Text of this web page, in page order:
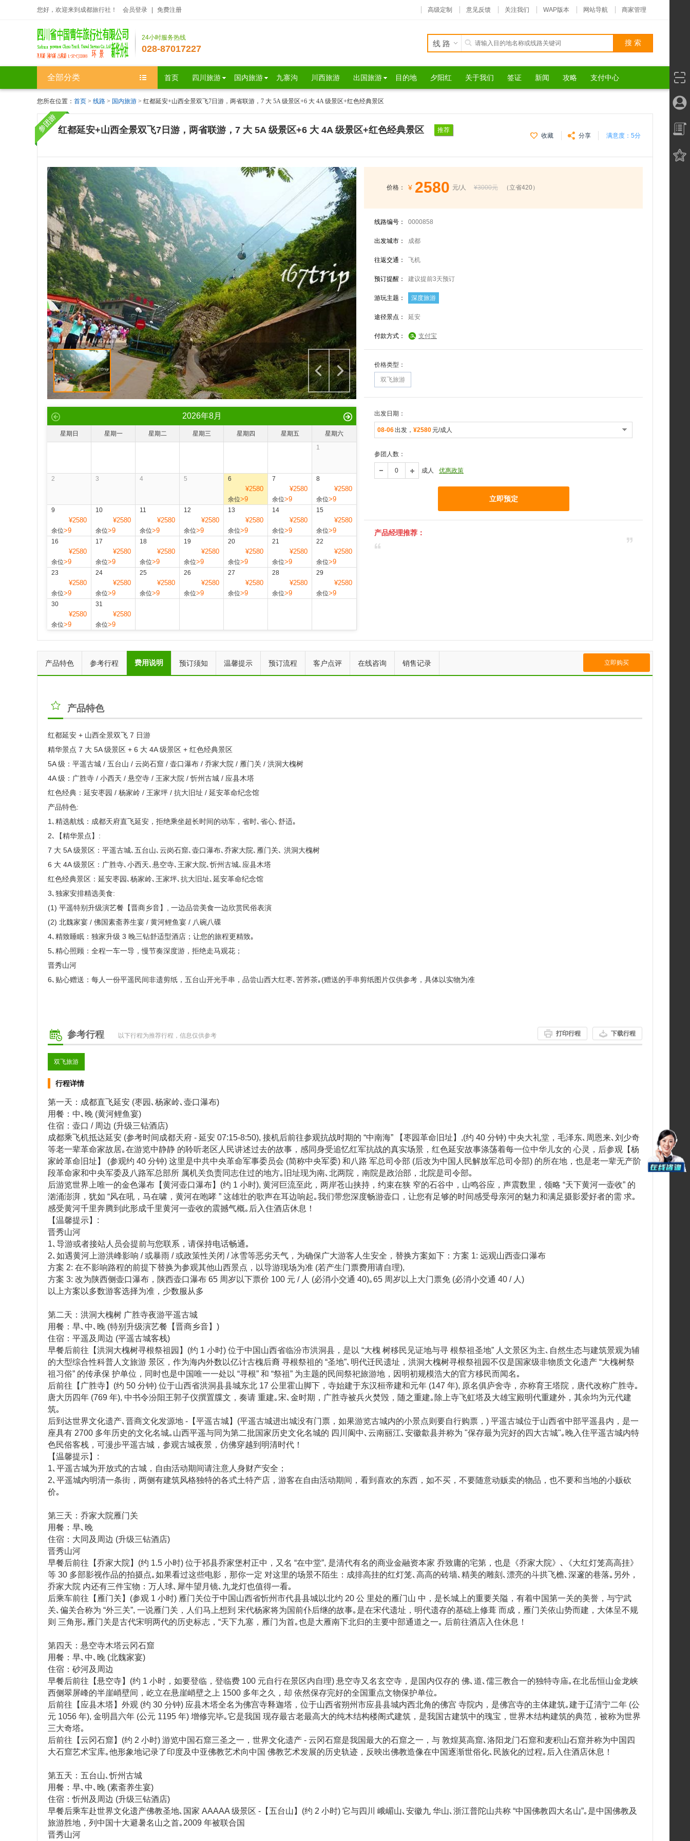
您好，欢迎来到成都旅行社！ 会员登录 免费注册 高级定制 意见反馈 关注我们 WAP版本 网站导航 商家管理
24小时服务热线
028-87017227
线路
全部分类 首页 四川旅游 国内旅游 九寨沟 川西旅游 出国旅游 目的地 夕阳红 关于我们 签证 新闻 攻略 支付中心
您所在位置： 首页 > 线路 > 国内旅游 > 红都延安+山西全景双飞7日游，两省联游，7 大 5A 级景区+6 大 4A 级景区+红色经典景区
红都延安+山西全景双飞7日游，两省联游，7 大 5A 级景区+6 大 4A 级景区+红色经典景区 推荐
收藏 分享 满意度： 5分
上一个 下一个
2026年8月
星期日 星期一 星期二 星期三 星期四 星期五
星期六
1
2 3 4 5 6
¥2580
余位>9
7
¥2580
余位>9
8
¥2580
余位>9
9
¥2580
余位>9
10
¥2580
余位>9
11
¥2580
余位>9
12
¥2580
余位>9
13
¥2580
余位>9
14
¥2580
余位>9
15
¥2580
余位>9
16
¥2580
余位>9
17
¥2580
余位>9
18
¥2580
余位>9
19
¥2580
余位>9
20
¥2580
余位>9
21
¥2580
余位>9
22
¥2580
余位>9
23
¥2580
余位>9
24
¥2580
余位>9
25
¥2580
余位>9
26
¥2580
余位>9
27
¥2580
余位>9
28
¥2580
余位>9
29
¥2580
余位>9
30
¥2580
余位>9
31
¥2580
余位>9
价格： ¥ 2580 元/人 ¥3000元 （立省420）
线路编号： 0000858
出发城市： 成都
往返交通： 飞机
预订提醒： 建议提前3天预订
游玩主题： 深度旅游
途径景点： 延安
付款方式： 支付宝
价格类型：
双飞旅游
出发日期：
08-06出发， ¥2580元/成人
参团人数：
成人 优惠政策
立即预定
产品经理推荐：
立即购买
产品特色 参考行程 费用说明 预订须知 温馨提示 预订流程 客户点评 在线咨询 销售记录
产品特色
红都延安 + 山西全景双飞 7 日游
精华景点 7 大 5A 级景区 + 6 大 4A 级景区 + 红色经典景区
5A 级：平遥古城 / 五台山 / 云岗石窟 / 壶口瀑布 / 乔家大院 / 雁门关 / 洪洞大槐树
4A 级：广胜寺 / 小西天 / 悬空寺 / 王家大院 / 忻州古城 / 应县木塔
红色经典：延安枣园 / 杨家岭 / 王家坪 / 抗大旧址 / 延安革命纪念馆
产品特色:
1､精选航线：成都天府直飞延安，拒绝乘坐超长时间的动车，省时､省心､舒适｡
2､【精华景点】:
7 大 5A 级景区：平遥古城､五台山､云岗石窟､壶口瀑布､乔家大院､雁门关､ 洪洞大槐树
6 大 4A 级景区：广胜寺､小西天､悬空寺､王家大院､忻州古城､应县木塔
红色经典景区：延安枣园､杨家岭､王家坪､抗大旧址､延安革命纪念馆
3､独家安排精选美食:
(1) 平遥特别升级演艺餐【晋商乡音】, 一边品尝美食一边欣赏民俗表演
(2) 北魏家宴 / 佛国素斋养生宴 / 黄河鲤鱼宴 / 八碗八碟
4､精致睡眠：独家升级 3 晚三钻舒适型酒店；让您的旅程更精致｡
5､精心照顾：全程一车一导，慢节奏深度游，拒绝走马观花；
晋秀山河
6､贴心赠送：每人一份平遥民间非遗剪纸，五台山开光手串，品尝山西大红枣､苦荞茶｡(赠送的手串剪纸图片仅供参考，具体以实物为准
打印行程 下载行程
参考行程 以下行程为推荐行程，信息仅供参考
双飞旅游
行程详情
第一天：成都直飞延安 (枣园､杨家岭､壶口瀑布)
用餐：中､晚 (黄河鲤鱼宴)
住宿：壶口 / 周边 (升级三钻酒店)
成都乘飞机抵达延安 (参考时间成都天府 - 延安 07:15-8:50), 接机后前往参观抗战时期的 “中南海” 【枣园革命旧址】,(约 40 分钟) 中央大礼堂，毛泽东､周恩来､刘少奇
等老一辈革命家故居｡在游览中静静 的聆听老区人民讲述过去的故事，感同身受追忆红军抗战的真实场景，红色延安故事涤荡着每一位中华儿女的 心灵，后参观【杨
家岭革命旧址】 (参观约 40 分钟) 这里是中共中央革命军事委员会 (简称中央军委) 和八路 军总司令部 (后改为中国人民解放军总司令部) 的所在地，也是老一辈无产阶
段革命家和中央军委及八路军总部所 属机关负责同志住过的地方｡旧址现为南､北两院，南院是政治部，北院是司令部｡
后游览世界上唯一的金色瀑布【黄河壶口瀑布】(约 1 小时), 黄河巨流至此，两岸苍山挟持，约束在狭 窄的石谷中，山鸣谷应，声震数里，领略 “天下黄河一壶收” 的
汹涌澎湃，犹如 “风在吼，马在啸，黄河在咆哮 ” 这雄壮的歌声在耳边响起｡我们带您深度畅游壶口，让您有足够的时间感受母亲河的魅力和满足摄影爱好者的需 求｡
感受黄河千里奔腾到此形成千里黄河一壶收的震撼气概｡后入住酒店休息！
【温馨提示】:
晋秀山河
1､导游或者接站人员会提前与您联系，请保持电话畅通｡
2､如遇黄河上游洪峰影响 / 或暴雨 / 或政策性关闭 / 冰雪等恶劣天气，为确保广大游客人生安全，替换方案如下：方案 1: 远观山西壶口瀑布
方案 2: 在不影响路程的前提下替换为参观其他山西景点，以导游现场为准 (若产生门票费用请自理),
方案 3: 改为陕西侧壶口瀑布，陕西壶口瀑布 65 周岁以下票价 100 元 / 人 (必消小交通 40)｡65 周岁以上大门票免 (必消小交通 40 / 人)
以上方案以多数游客选择为准，少数服从多
第二天：洪洞大槐树 广胜寺夜游平遥古城
用餐：早､中､晚 (特别升级演艺餐【晋商乡音】)
住宿：平遥及周边 (平遥古城客栈)
早餐后前往【洪洞大槐树寻根祭祖园】(约 1 小时) 位于中国山西省临汾市洪洞县，是以 “大槐 树移民见证地与寻 根祭祖圣地” 人文景区为主､自然生态与建筑景观为辅
的大型综合性科普人文旅游 景区，作为海内外数以亿计古槐后裔 寻根祭祖的 “圣地”､明代迁民遗址，洪洞大槐树寻根祭祖园不仅是国家级非物质文化遗产 “大槐树祭
祖习俗” 的传承保 护单位，同时也是中国唯一一处以 “寻根” 和 “祭祖” 为主题的民间祭祀旅游地，因明初规模浩大的官方移民而闻名｡
后前往【广胜寺】(约 50 分钟) 位于山西省洪洞县县城东北 17 公里霍山脚下，寺始建于东汉桓帝建和元年 (147 年), 原名俱庐舍寺，亦称育王塔院，唐代改称广胜寺｡
唐大历四年 (769 年), 中书令汾阳王郭子仪撰置牒文，奏请 重建｡宋､金时期，广胜寺被兵火焚毁，随之重建｡除上寺飞虹塔及大雄宝殿明代重建外，其余均为元代建
筑｡
后到达世界文化遗产､晋商文化发源地 -【平遥古城】(平遥古城进出城没有门票，如果游览古城内的小景点则要自行购票，) 平遥古城位于山西省中部平遥县内，是一
座具有 2700 多年历史的文化名城｡山西平遥与同为第二批国家历史文化名城的 四川阆中､云南丽江､安徽歙县并称为 "保存最为完好的四大古城"｡晚入住平遥古城内特
色民俗客栈，可漫步平遥古城，参观古城夜景，仿佛穿越到明清时代！
【温馨提示】:
1､平遥古城为开放式的古城，自由活动期间请注意人身财产安全；
2､平遥城内明清一条街，两侧有建筑风格独特的各式土特产店，游客在自由活动期间，看到喜欢的东西，如不买，不要随意动贩卖的物品，也不要和当地的小贩砍
价｡
第三天：乔家大院雁门关
用餐：早､晚
住宿：大同及周边 (升级三钻酒店)
晋秀山河
早餐后前往【乔家大院】(约 1.5 小时) 位于祁县乔家堡村正中，又名 “在中堂”, 是清代有名的商业金融资本家 乔致庸的宅第，也是《乔家大院》､《大红灯笼高高挂》
等 30 多部影视作品的拍摄点｡如果看过这些电影，那你一定 对这里的场景不陌生：成排高挂的红灯笼､高高的砖墙､精美的雕刻､漂亮的斗拱飞檐､深邃的巷落｡另外，
乔家大院 内还有三件宝物：万人球､犀牛望月镜､九龙灯也值得一看｡
后乘车前往【雁门关】(参观 1 小时) 雁门关位于中国山西省忻州市代县县城以北约 20 公 里处的雁门山 中，是长城上的重要关隘，有着中国第一关的美誉，与宁武
关､偏关合称为 “外三关”, 一说雁门关，人们马上想到 宋代杨家将为国前仆后继的故事｡是在宋代遗址，明代遗存的基础上修葺 而成，雁门关依山势而建，大体呈不规
则 三角形｡雁门关是古代宋明两代的历史标志，“天下九塞，雁门为首｡也是大雁南下北归的主要中部通道之一｡ 后前往酒店入住休息！
第四天：悬空寺木塔云冈石窟
用餐：早､中､晚 (北魏家宴)
住宿：砂河及周边
早餐后前往【悬空寺】(约 1 小时，如要登临，登临费 100 元自行在景区内自理) 悬空寺又名玄空寺，是国内仅存的 佛､道､儒三教合一的独特寺庙｡在北岳恒山金龙峡
西侧翠屏峰的半崖峭壁间，屹立在悬崖峭壁之上 1500 多年之久，却 依然保存完好的全国重点文物保护单位｡
后前往【应县木塔】外观 (约 30 分钟) 应县木塔全名为佛宫寺释迦塔，位于山西省朔州市应县县城内西北角的佛宫 寺院内，是佛宫寺的主体建筑｡建于辽清宁二年 (公
元 1056 年), 金明昌六年 (公元 1195 年) 增修完毕｡它是我国 现存最古老最高大的纯木结构楼阁式建筑，是我国古建筑中的瑰宝，世界木结构建筑的典范，被称为世界
三大奇塔｡
后前往【云冈石窟】(约 2 小时) 游览中国石窟三圣之一，世界文化遗产 - 云冈石窟是我国最大的石窟之一，与 敦煌莫高窟､洛阳龙门石窟和麦积山石窟并称为中国四
大石窟艺术宝库｡他形象地记录了印度及中亚佛教艺术向中国 佛教艺术发展的历史轨迹，反映出佛教造像在中国逐渐世俗化､民族化的过程｡后入住酒店休息！
第五天：五台山､忻州古城
用餐：早､中､晚 (素斋养生宴)
住宿：忻州及周边 (升级三钻酒店)
早餐后乘车赴世界文化遗产佛教圣地､国家 AAAAA 级景区 -【五台山】(约 2 小时) 它与四川 峨嵋山､安徽九 华山､浙江普陀山共称 “中国佛教四大名山”｡是中国佛教及
旅游胜地，列中国十大避暑名山之首｡2009 年被联合国
晋秀山河